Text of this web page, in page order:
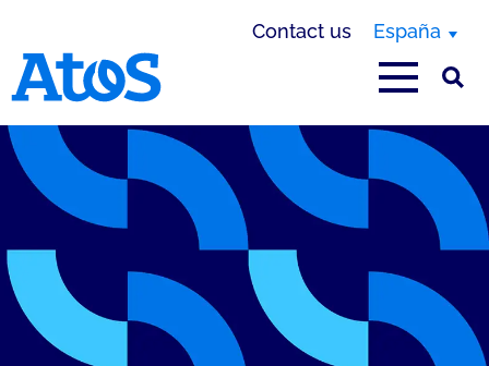
Contact us España